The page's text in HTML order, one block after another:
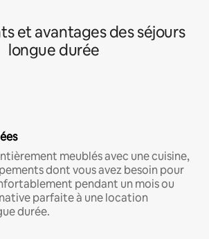
et avantages des séjours
longue durée
meublés avec une cuisine,
dont vous avez besoin pour
pendant un mois ou
parfaite à une location
durée.